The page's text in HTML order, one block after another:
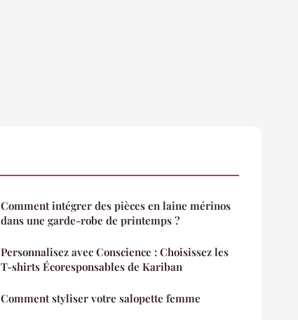
Comment intégrer des pièces en laine mérinos
dans une garde-robe de printemps ?
Personnalisez avec Conscience : Choisissez les
T-shirts Écoresponsables de Kariban
Comment styliser votre salopette femme